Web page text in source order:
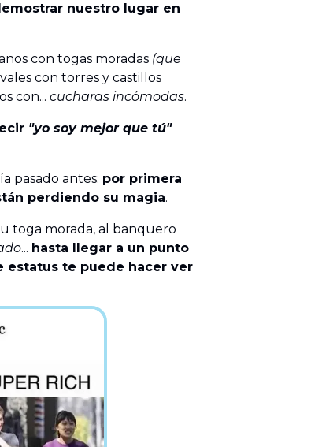
nuestro lugar en
con togas moradas (que
con torres y castillos
con... cucharas incómodas.
"yo soy mejor que tú"
pasado antes: por primera
perdiendo su magia.
toga morada, al banquero
... hasta llegar a un punto
estatus te puede hacer ver